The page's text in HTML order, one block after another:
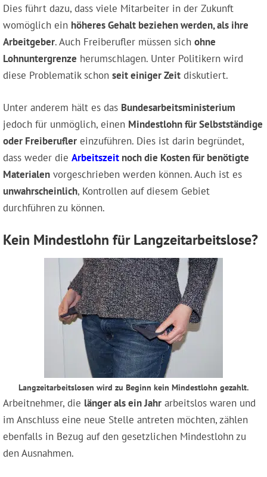
Dies führt dazu, dass viele Mitarbeiter in der Zukunft
womöglich ein höheres Gehalt beziehen werden, als ihre
Arbeitgeber. Auch Freiberufler müssen sich ohne
Lohnuntergrenze herumschlagen. Unter Politikern wird
diese Problematik schon seit einiger Zeit diskutiert.
Unter anderem hält es das Bundesarbeitsministerium
jedoch für unmöglich, einen Mindestlohn für Selbstständige
oder Freiberufler einzuführen. Dies ist darin begründet,
dass weder die Arbeitszeit noch die Kosten für benötigte
Materialen vorgeschrieben werden können. Auch ist es
unwahrscheinlich, Kontrollen auf diesem Gebiet
durchführen zu können.
Kein Mindestlohn für Langzeitarbeitslose?
Langzeitarbeitslosen wird zu Beginn kein Mindestlohn gezahlt.
Arbeitnehmer, die länger als ein Jahr arbeitslos waren und
im Anschluss eine neue Stelle antreten möchten, zählen
ebenfalls in Bezug auf den gesetzlichen Mindestlohn zu
den Ausnahmen.